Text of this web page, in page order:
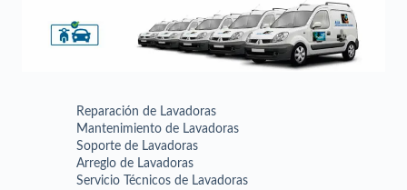
Reparación de Lavadoras
Mantenimiento de Lavadoras
Soporte de Lavadoras
Arreglo de Lavadoras
Servicio Técnicos de Lavadoras